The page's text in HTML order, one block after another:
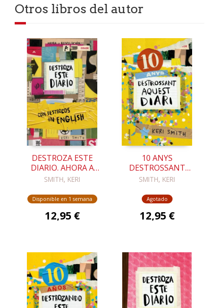
Otros libros del autor
DESTROZA ESTE
DIARIO. AHORA A
TODO COLOR Y CON
ENGLISH
SMITH, KERI
Disponible en 1 semana
12,95 €
10 ANYS
DESTROSSANT
AQUEST DIARI
SMITH, KERI
Agotado
12,95 €